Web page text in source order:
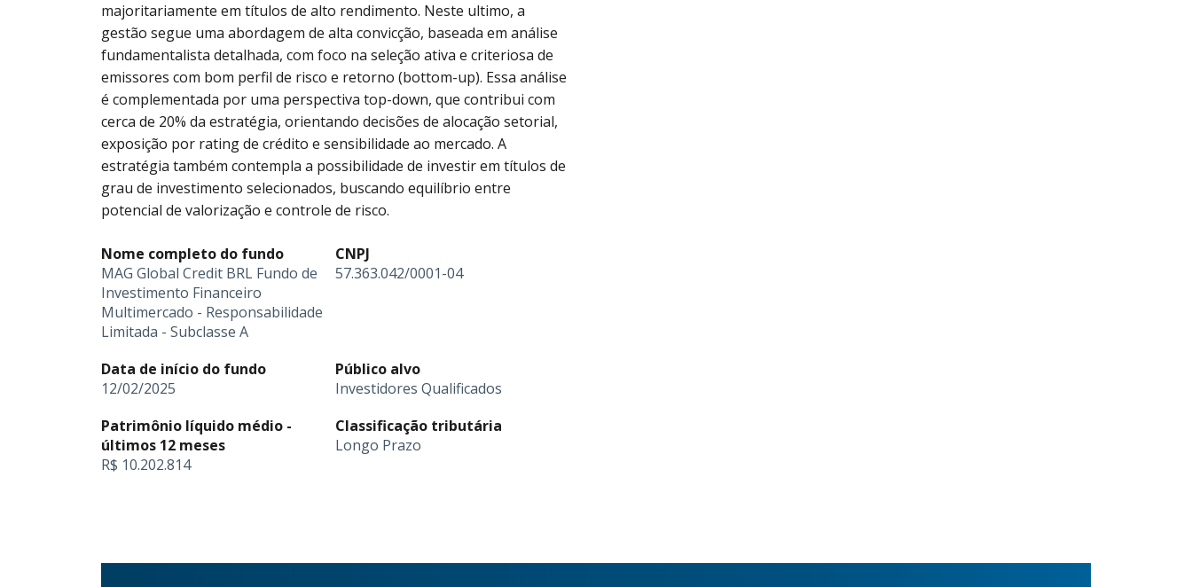
majoritariamente em títulos de alto rendimento. Neste ultimo, a
gestão segue uma abordagem de alta convicção, baseada em análise
fundamentalista detalhada, com foco na seleção ativa e criteriosa de
emissores com bom perfil de risco e retorno (bottom-up). Essa análise
é complementada por uma perspectiva top-down, que contribui com
cerca de 20% da estratégia, orientando decisões de alocação setorial,
exposição por rating de crédito e sensibilidade ao mercado. A
estratégia também contempla a possibilidade de investir em títulos de
grau de investimento selecionados, buscando equilíbrio entre
potencial de valorização e controle de risco.
Nome completo do fundo
MAG Global Credit BRL Fundo de
Investimento Financeiro
Multimercado - Responsabilidade
Limitada - Subclasse A
CNPJ
57.363.042/0001-04
Data de início do fundo
12/02/2025
Público alvo
Investidores Qualificados
Patrimônio líquido médio -
últimos 12 meses
R$ 10.202.814
Classificação tributária
Longo Prazo